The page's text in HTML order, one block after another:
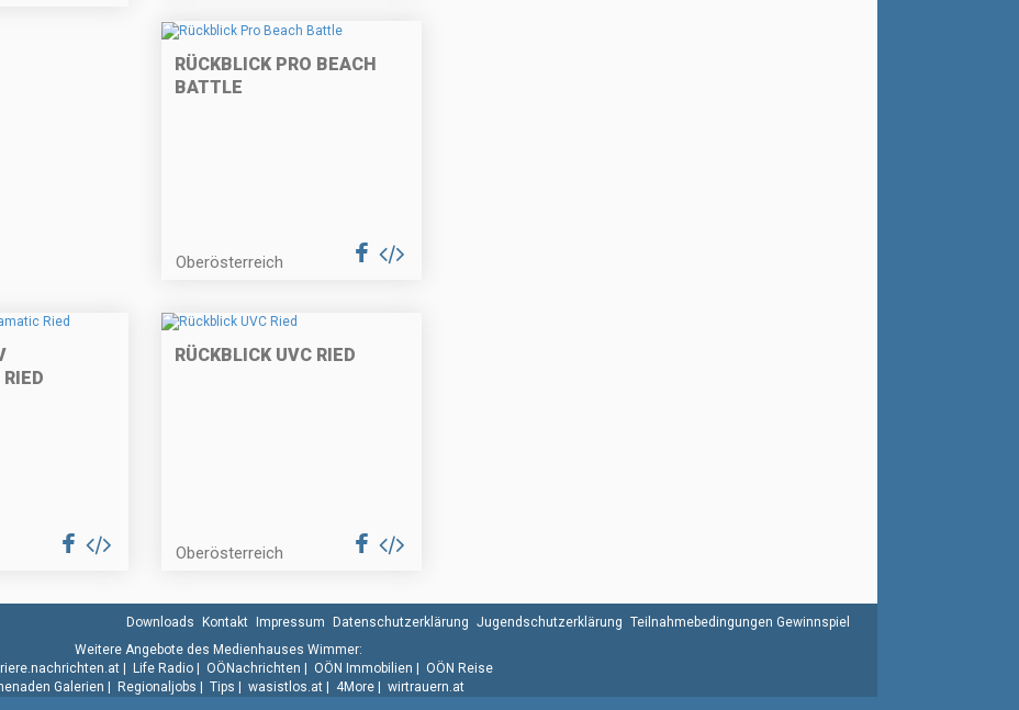
RÜCKBLICK PRO BEACH
BATTLE
Oberösterreich
RÜCKBLICK UVC RIED
Oberösterreich
Downloads Kontakt Impressum Datenschutzerklärung Jugendschutzerklärung Teilnahmebedingungen Gewinnspiel
Weitere Angebote des Medienhauses Wimmer:
Life Radio OÖNachrichten OÖN Immobilien
OÖN Reise
Galerien
Regionaljobs Tips wasistlos.at 4More wirtrauern.at